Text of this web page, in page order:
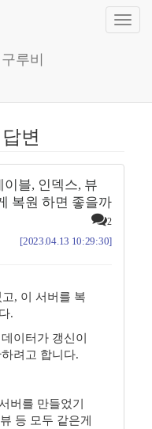
루비
변
블, 인덱스, 뷰
복원 하면 좋을까
2
[2023.04.13 10:29:30]
, 이 서버를 복
.
이터가 갱신이
려고 합니다.
버를 만들었기
등 모두 같은게